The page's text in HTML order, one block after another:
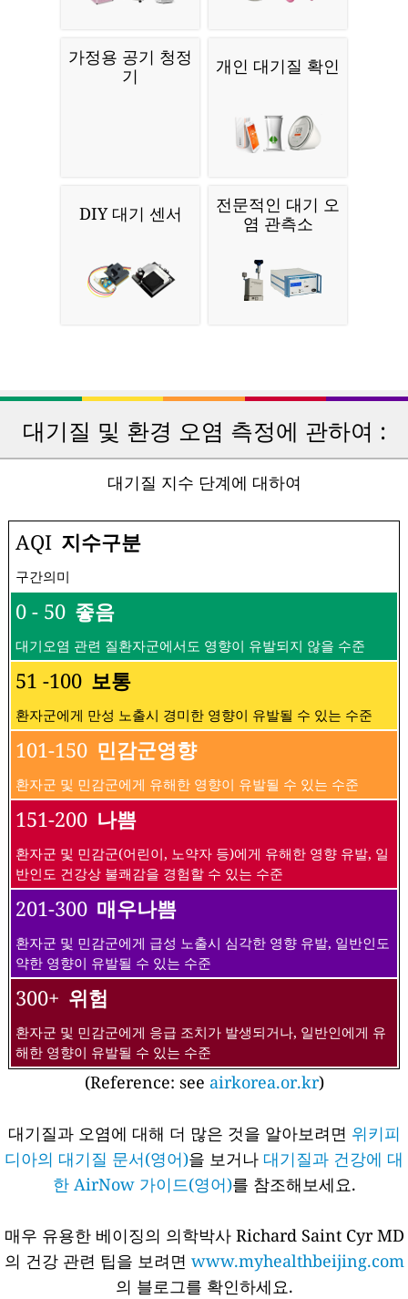
가정용 공기 청정
기
개인 대기질 확인
DIY 대기 센서
전문적인 대기 오
염 관측소
대기질 및 환경 오염 측정에 관하여 :
대기질 지수 단계에 대하여
AQI 지수구분
구간의미
0 - 50 좋음
대기오염 관련 질환자군에서도 영향이 유발되지 않을 수준
51 -100 보통
환자군에게 만성 노출시 경미한 영향이 유발될 수 있는 수준
101-150 민감군영향
환자군 및 민감군에게 유해한 영향이 유발될 수 있는 수준
151-200 나쁨
환자군 및 민감군(어린이, 노약자 등)에게 유해한 영향 유발, 일
반인도 건강상 불쾌감을 경험할 수 있는 수준
201-300 매우나쁨
환자군 및 민감군에게 급성 노출시 심각한 영향 유발, 일반인도
약한 영향이 유발될 수 있는 수준
300+ 위험
환자군 및 민감군에게 응급 조치가 발생되거나, 일반인에게 유
해한 영향이 유발될 수 있는 수준
(Reference: see airkorea.or.kr)
대기질과 오염에 대해 더 많은 것을 알아보려면 위키피
디아의 대기질 문서(영어)을 보거나 대기질과 건강에 대
한 AirNow 가이드(영어)를 참조해보세요.
매우 유용한 베이징의 의학박사 Richard Saint Cyr MD
의 건강 관련 팁을 보려면 www.myhealthbeijing.com
의 블로그를 확인하세요.